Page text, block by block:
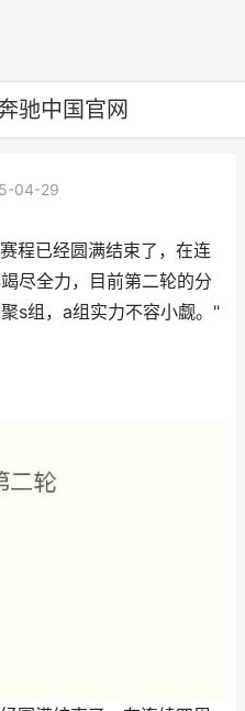
驰中国官网
04-29
程已经圆满结束了，在连
尽全力，目前第二轮的分
s组，a组实力不容小觑。"